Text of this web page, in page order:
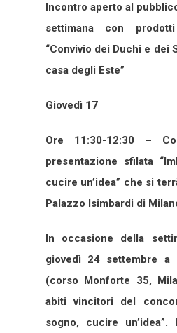
Incontro aperto al
settimana con
“Convivio dei Duchi e dei
casa degli Este”
Giovedì 17
Ore 11:30-12:30 –
presentazione sfilata
cucire un’idea” che si
Palazzo Isimbardi di
In occasione della
giovedì 24 settembre a
(corso Monforte 35,
abiti vincitori del
sogno, cucire un’idea”.